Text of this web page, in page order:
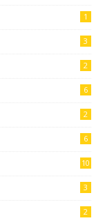
1
3
2
6
2
6
10
3
2